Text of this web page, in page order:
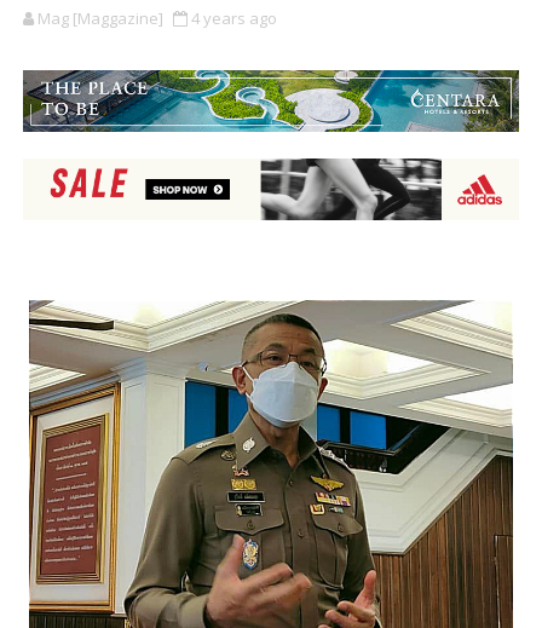
Mag [Maggazine] 4 years ago